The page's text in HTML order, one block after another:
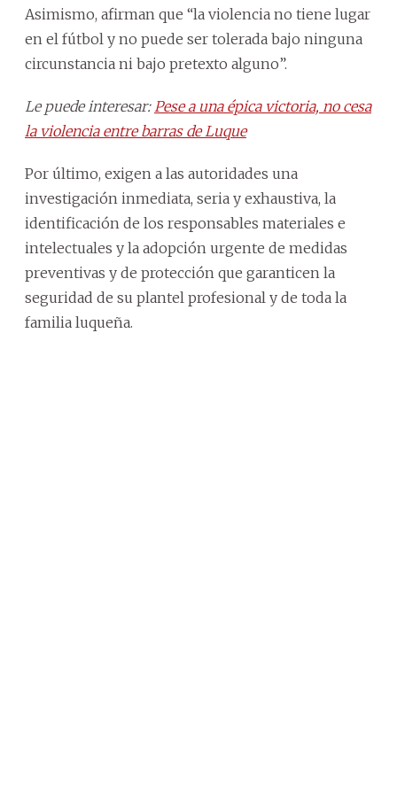
Asimismo, afirman que “la violencia no tiene lugar
en el fútbol y no puede ser tolerada bajo ninguna
circunstancia ni bajo pretexto alguno”.
Le puede interesar: Pese a una épica victoria, no cesa
la violencia entre barras de Luque
Por último, exigen a las autoridades una
investigación inmediata, seria y exhaustiva, la
identificación de los responsables materiales e
intelectuales y la adopción urgente de medidas
preventivas y de protección que garanticen la
seguridad de su plantel profesional y de toda la
familia luqueña.